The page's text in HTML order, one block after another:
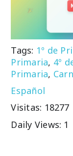
Tags: 1º de
Primaria, 4º
Primaria,
Español
Visitas: 18277
Daily Views: 1